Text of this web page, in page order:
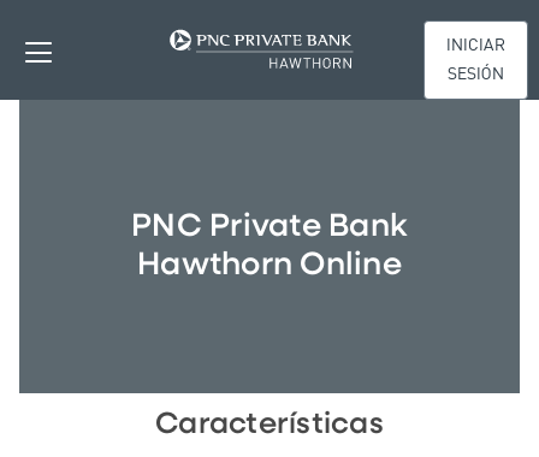
INICIAR
SESIÓN
PNC Private Bank
Hawthorn Online
Características